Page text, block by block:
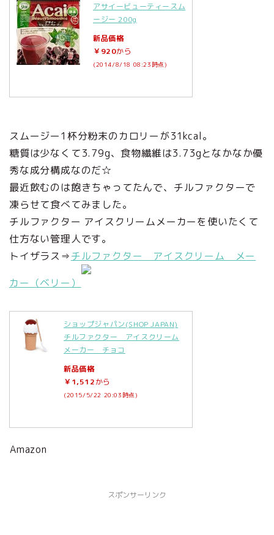
アサイービューティースム
ージー 200g
新品価格
￥920から
(2014/8/18 08:23時点)
スムージー1杯分粉末のカロリーが31kcal。
糖質は少なくて3.79g、食物繊維は3.73gとなかなか優
秀な成分構成なのだ☆
最近飲むのは飽きちゃってたんで、チルファクターで
凍らせて食べてみました。
チルファクター アイスクリームメーカーを使いたくて
仕方ない管理人です。
トイザラス⇒チルファクター アイスクリーム メー
カー（ベリー）
ショップジャパン(SHOP JAPAN)
チルファクター アイスクリーム
メーカー チョコ
新品価格
￥1,512から
(2015/5/22 20:03時点)
Amazon
スポンサーリンク